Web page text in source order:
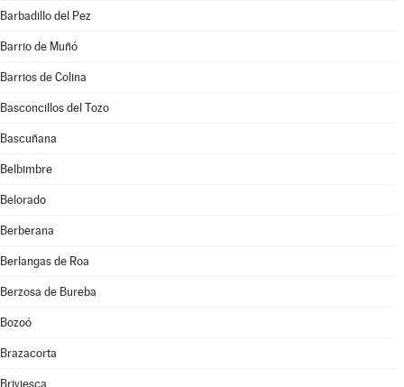
Barbadillo del Pez
Barrio de Muñó
Barrios de Colina
Basconcillos del Tozo
Bascuñana
Belbimbre
Belorado
Berberana
Berlangas de Roa
Berzosa de Bureba
Bozoó
Brazacorta
Briviesca